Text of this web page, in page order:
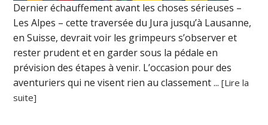
Dernier échauffement avant les choses sérieuses –
Les Alpes – cette traversée du Jura jusqu’à Lausanne,
en Suisse, devrait voir les grimpeurs s’observer et
rester prudent et en garder sous la pédale en
prévision des étapes à venir. L’occasion pour des
aventuriers qui ne visent rien au classement ...[Lire la
suite]